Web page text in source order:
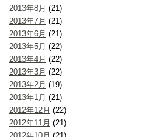
2013年8月 (21)
2013年7月 (21)
2013年6月 (21)
2013年5月 (22)
2013年4月 (22)
2013年3月 (22)
2013年2月 (19)
2013年1月 (21)
2012年12月 (22)
2012年11月 (21)